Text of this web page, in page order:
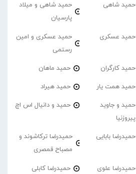
حمید شاهی
حمید شاهی و میلاد
پارسیان
حمید عسکری
حمید عسکری و امین
رستمی
حمید کارگران حمید ماهان
حمید همت یار حمید هیراد
حمید و جاوید
پیروزنیا
حمید و دانیال اس اچ
حمیدرضا بابایی
حمیدرضا ترکاشوند و
مصباح قمصری
حمیدرضا علوی حمیدرضا کابلی